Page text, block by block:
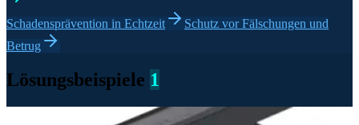
Schadensprävention in Echtzeit
Schutz vor Fälschungen und
Betrug
Lösungsbeispiele 1